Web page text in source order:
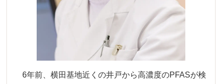
6年前、横田基地近くの井戸から高濃度のPFASが検